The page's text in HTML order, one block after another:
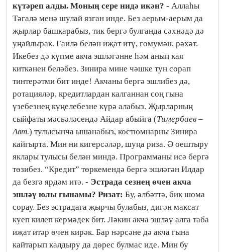
күтәреп алды. Моның сере нидә икән? - Аллаһы
Тәгалә менә шулай язган инде. Без аерым-аерым да
җырлар башкарабыз, тик бергә булганда сәхнәдә дә
уңайлырак. Гаилә белән иҗат итү, гомумән, рәхәт.
Икебез дә күпме акча эшләгәнне һәм аның кая
киткәнен беләбез. Зинира мине чәшке тун сорап
тинтерәтми бит инде! Акчаны бергә эшлибез дә,
ротацияләр, кредитлардан калганнан соң гына
үзебезнең күңелебезне күрә алабыз. Җырларның
сыйфаты мәсьәләсендә Айдар абыйга (Тимербаев –
Авт.) тулысынча ышанабыз, костюмнарны Зинира
кайгырта. Мин ни кигерсәләр, шуңа риза. Ә оештыру
яклары тулысы белән миндә. Программаны исә бергә
төзибез. “Кредит” төркемендә бергә эшләгән Илдар
да безгә ярдәм итә. - Эстрада сезнең өчен акча
эшләү юлы гынамы? Ризат: Бу, әлбәттә, бик шома
сорау. Без эстрадага җырчы булабыз, дигән максат
куеп килеп кермәдек бит. Ләкин акча эшләү алга таба
иҗат итәр өчен кирәк. Бар нәрсәне дә акча гына
кайтарып калдыру да дөрес булмас иде. Мин бу